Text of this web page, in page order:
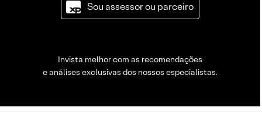
Sou assessor ou parceiro
Invista melhor com as recomendações
e análises exclusivas dos nossos especialistas.